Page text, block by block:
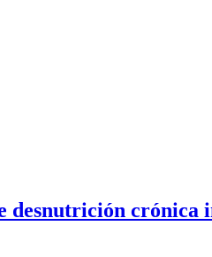
desnutrición crónica